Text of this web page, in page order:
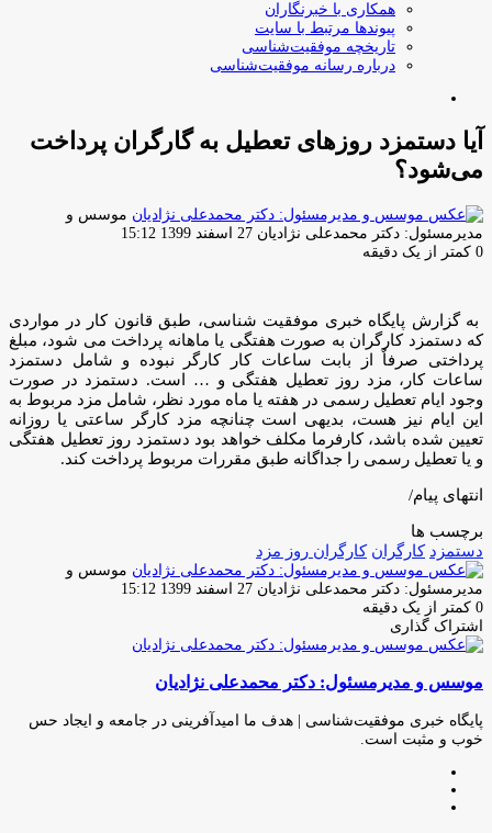
همکاری با خبرنگاران
پیوندها مرتبط با سایت
تاریخچه موفقیت‌شناسی
درباره رسانه موفقیت‌شناسی
آیا دستمزد روزهای تعطیل به گارگران پرداخت
می‌شود؟
موسس و
مدیرمسئول: دکتر محمدعلی نژادیان ارسال
27 اسفند 1399 15:12
0 کمتر از یک دقیقه
به گزارش پایگاه خبری موفقیت شناسی، طبق قانون کار در مواردی
که دستمزد کارگران به صورت هفتگی یا ماهانه پرداخت می شود، مبلغ
پرداختی صرفاٌ از بابت ساعات کار کارگر نبوده و شامل دستمزد
ساعات کار، مزد روز تعطیل هفتگی و … است. دستمزد در صورت
وجود ایام تعطیل رسمی در هفته یا ماه مورد نظر، شامل مزد مربوط به
این ایام نیز هست، بدیهی است چنانچه مزد کارگر ساعتی یا روزانه
تعیین شده باشد، کارفرما مکلف خواهد بود دستمزد روز تعطیل هفتگی
و یا تعطیل رسمی را جداگانه طبق مقررات مربوط پرداخت کند.
انتهای پیام/
برچسب ها
دستمزد کارگران کارگران روز مزد
موسس و
مدیرمسئول: دکتر محمدعلی نژادیان ارسال
27 اسفند 1399 15:12
0 کمتر از یک دقیقه
اشتراک گذاری
فیس
توئیتر
لینکدین
واتس
تلگرام
اشتراک
از
ایمیل
چاپ
موسس و مدیرمسئول: دکتر محمدعلی نژادیان
پایگاه خبری موفقیت‌شناسی | هدف ما امیدآفرینی در جامعه و ایجاد حس
خوب و مثبت است.